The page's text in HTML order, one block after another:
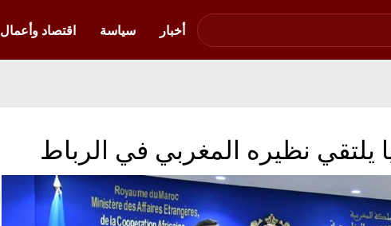
أخبار
سياسة اقتصاد وأعمال
يلتقي نظيره المغربي في الرباط